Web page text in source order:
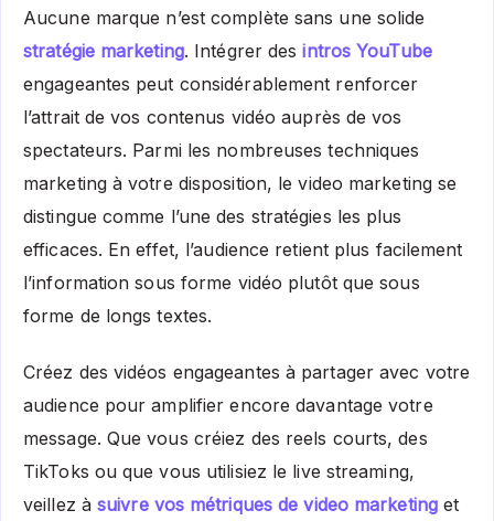
Aucune marque n’est complète sans une solide
stratégie marketing. Intégrer desintros YouTube
engageantes peut considérablement renforcer
l’attrait de vos contenus vidéo auprès de vos
spectateurs. Parmi les nombreuses techniques
marketing à votre disposition, le video marketing se
distingue comme l’une des stratégies les plus
efficaces. En effet, l’audience retient plus facilement
l’information sous forme vidéo plutôt que sous
forme de longs textes.
Créez des vidéos engageantes à partager avec votre
audience pour amplifier encore davantage votre
message. Que vous créiez des reels courts, des
TikToks ou que vous utilisiez le live streaming,
veillez à suivre vos métriques de video marketinget